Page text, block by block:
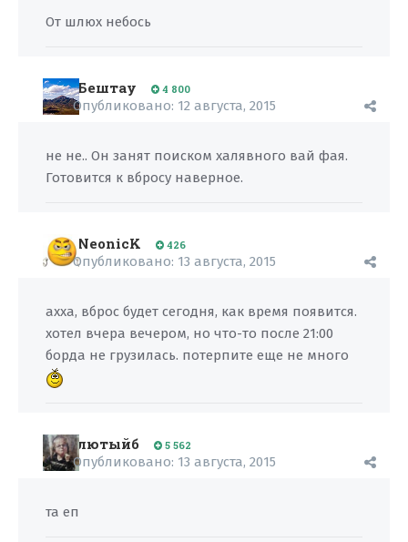
От шлюх небось
Бештау 4 800
Опубликовано: 12 августа, 2015
не не.. Он занят поиском халявного вай фая.
Готовится к вбросу наверное.
NeonicK 426
Опубликовано: 13 августа, 2015
ахха, вброс будет сегодня, как время появится.
хотел вчера вечером, но что-то после 21:00
борда не грузилась. потерпите еще не много
лютыйб 5 562
Опубликовано: 13 августа, 2015
та еп